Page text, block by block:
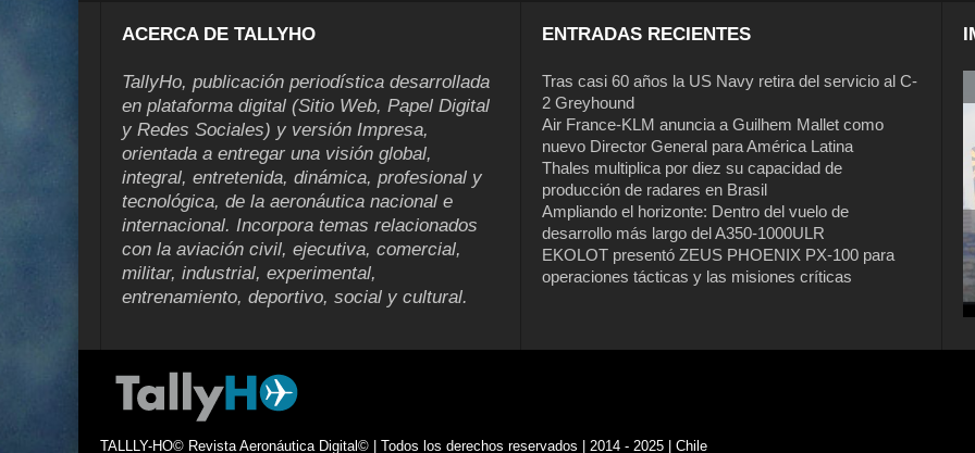
ACERCA DE TALLYHO
TallyHo, publicación periodística desarrollada
en plataforma digital (Sitio Web, Papel Digital
y Redes Sociales) y versión Impresa,
orientada a entregar una visión global,
integral, entretenida, dinámica, profesional y
tecnológica, de la aeronáutica nacional e
internacional. Incorpora temas relacionados
con la aviación civil, ejecutiva, comercial,
militar, industrial, experimental,
entrenamiento, deportivo, social y cultural.
ENTRADAS RECIENTES
Tras casi 60 años la US Navy retira del servicio al C-
2 Greyhound
Air France-KLM anuncia a Guilhem Mallet como
nuevo Director General para América Latina
Thales multiplica por diez su capacidad de
producción de radares en Brasil
Ampliando el horizonte: Dentro del vuelo de
desarrollo más largo del A350-1000ULR
EKOLOT presentó ZEUS PHOENIX PX-100 para
operaciones tácticas y las misiones críticas
Tras casi 60 años la US Navy retira del
servicio al C-2 Greyhound
TALLLY-HO© Revista Aeronáutica Digital© | Todos los derechos reservados | 2014 - 2025 | Chile